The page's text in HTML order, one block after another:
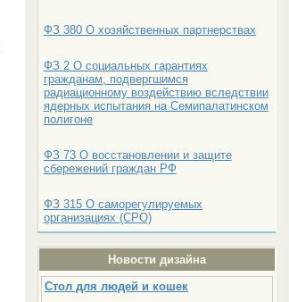
ФЗ 380 О хозяйственных партнерствах
ФЗ 2 О социальных гарантиях
гражданам, подвергшимся
радиационному воздействию вследствии
ядерных испытания на Семипалатинском
полигоне
ФЗ 73 О восстановлении и защите
сбережений граждан РФ
ФЗ 315 О саморегулируемых
организациях (СРО)
Новости дизайна
Стол для людей и кошек